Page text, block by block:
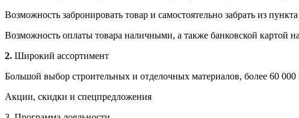
Возможность забронировать товар и самостоятельно забрать из
Возможность оплаты товара наличными, а также банковской картой
2. Широкий ассортимент
Большой выбор строительных и отделочных материалов, более 60
Акции, скидки и спецпредложения